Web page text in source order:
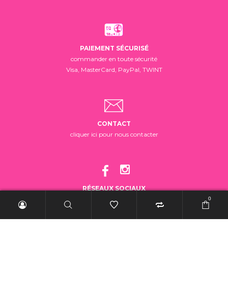
PAIEMENT SÉCURISÉ
commander en toute sécurité
Visa, MasterCard, PayPal, TWINT
CONTACT
cliquer ici pour nous contacter
RÉSEAUX SOCIAUX
0